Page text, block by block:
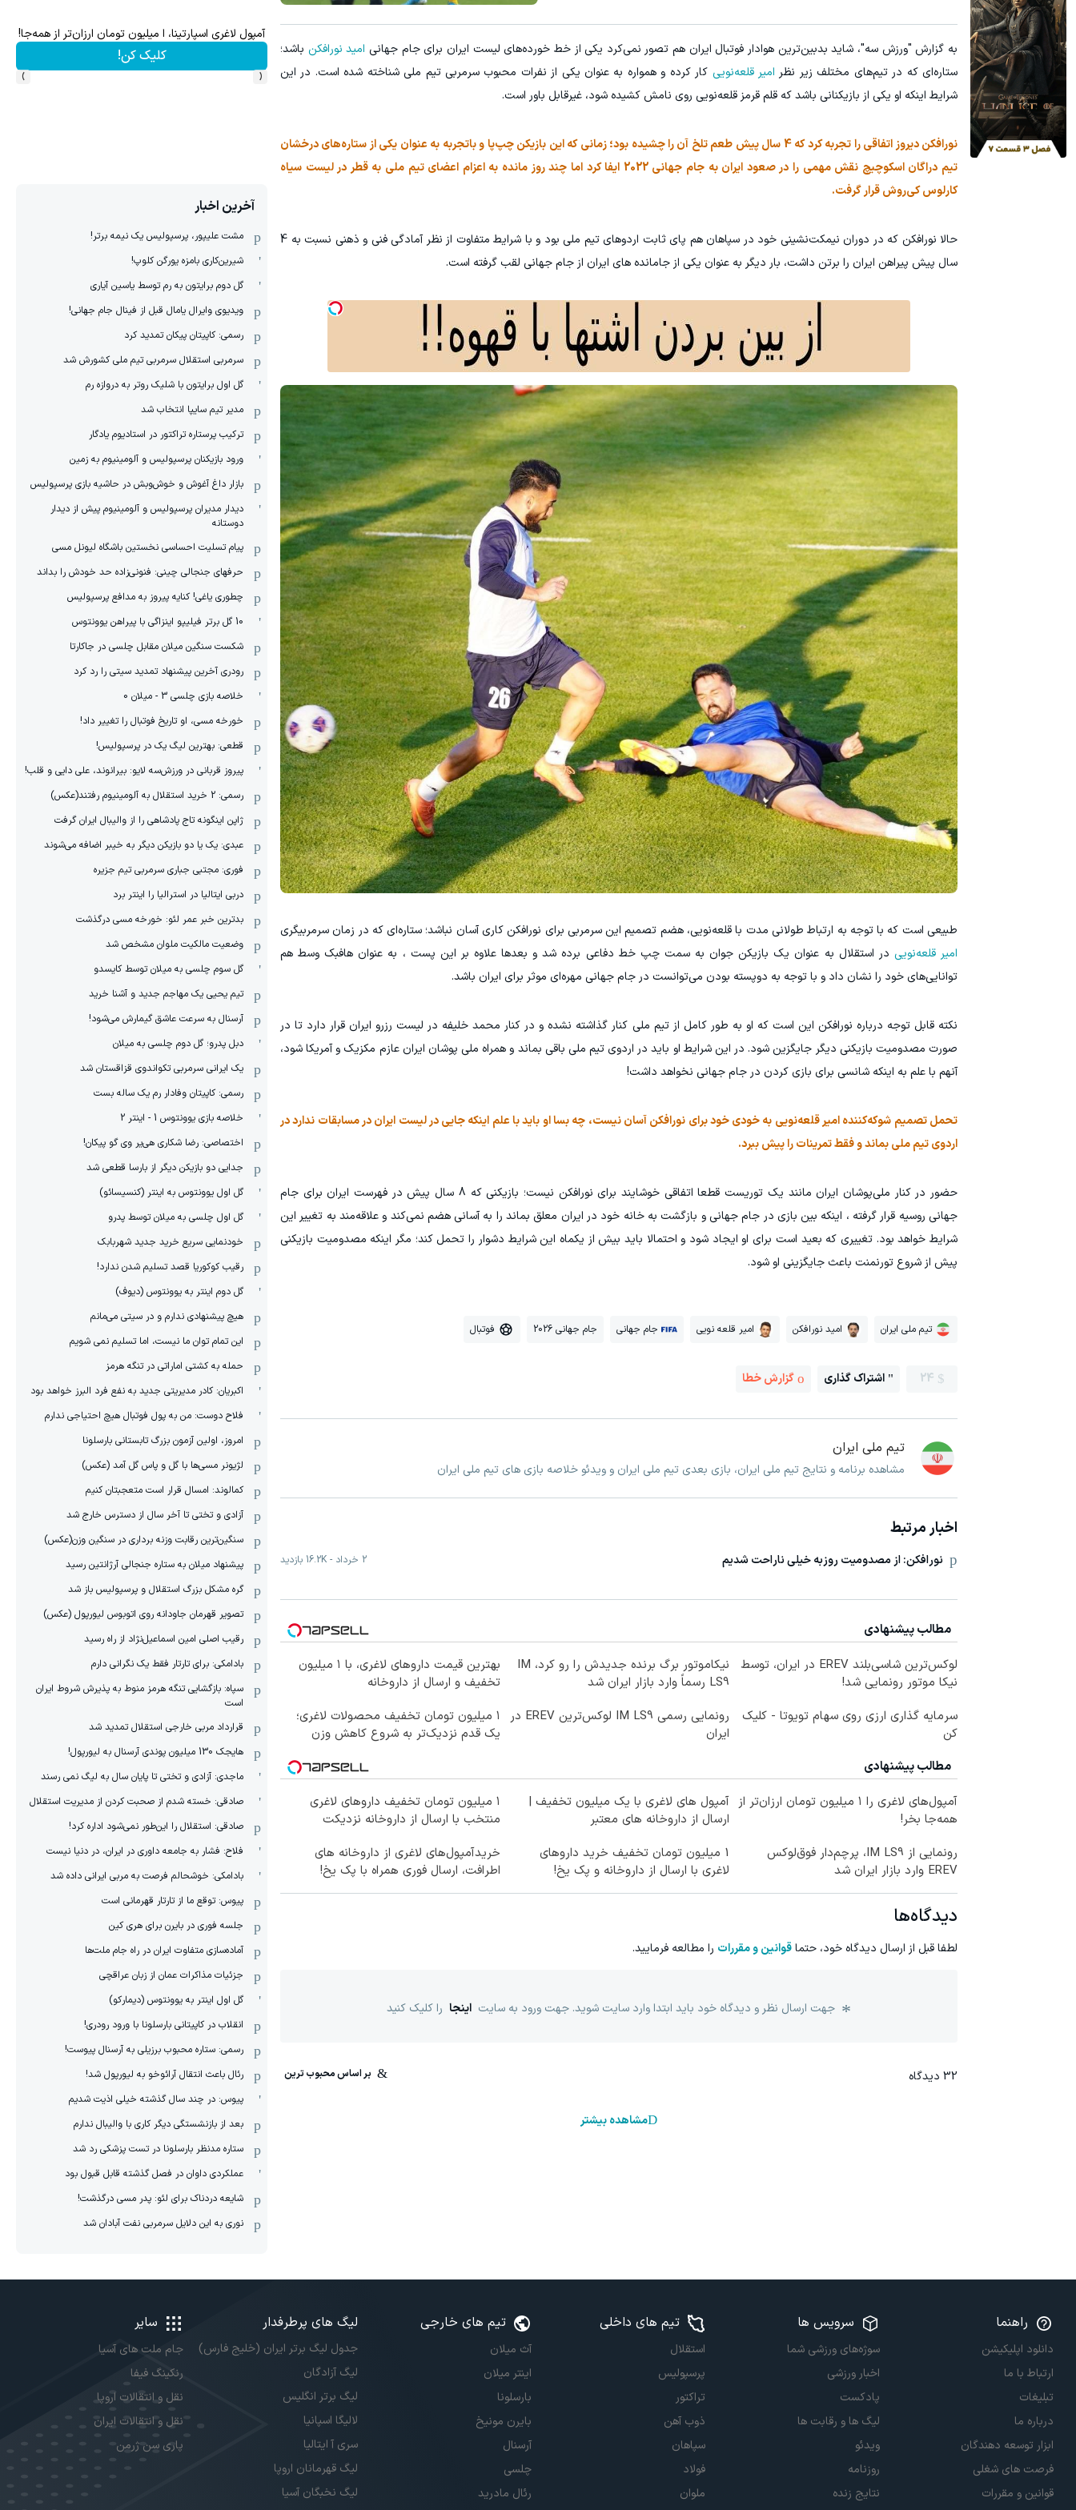
به گزارش "ورزش سه"، شاید بدبین‌ترین هوادار فوتبال ایران هم تصور نمی‌کرد یکی از خط خورده‌های لیست ایران برای جام جهانی امید نورافکن باشد؛
ستاره‌ای که در تیم‌های مختلف زیر نظر امیر قلعه‌نویی کار کرده و همواره به عنوان یکی از نفرات محبوب سرمربی تیم ملی شناخته شده است. در این
شرایط اینکه او یکی از بازیکنانی باشد که قلم قرمز قلعه‌نویی روی نامش کشیده شود، غیرقابل باور است.
نورافکن دیروز اتفاقی را تجربه کرد که 4 سال پیش طعم تلخ آن را چشیده بود؛ زمانی که این بازیکن چپ‌پا و باتجربه به عنوان یکی از ستاره‌های درخشان
تیم دراگان اسکوچیچ نقش مهمی را در صعود ایران به جام جهانی 2022 ایفا کرد اما چند روز مانده به اعزام اعضای تیم ملی به قطر در لیست سیاه
کارلوس کی‌روش قرار گرفت.
حالا نورافکن که در دوران نیمکت‌نشینی خود در سپاهان هم پای ثابت اردوهای تیم ملی بود و با شرایط متفاوت از نظر آمادگی فنی و ذهنی نسبت به 4
سال پیش پیراهن ایران را برتن داشت، بار دیگر به عنوان یکی از جامانده های ایران از جام جهانی لقب گرفته است.
طبیعی است که با توجه به ارتباط طولانی مدت با قلعه‌نویی، هضم تصمیم این سرمربی برای نورافکن کاری آسان نباشد؛ ستاره‌ای که در زمان سرمربیگری
امیر قلعه‌نویی در استقلال به عنوان یک بازیکن جوان به سمت چپ خط دفاعی برده شد و بعدها علاوه بر این پست ، به عنوان هافبک وسط هم
توانایی‌های خود را نشان داد و با توجه به دوپسته بودن می‌توانست در جام جهانی مهره‌‌ای موثر برای ایران باشد.
نکته قابل توجه درباره نورافکن این است که او به طور کامل از تیم ملی کنار گذاشته نشده و در کنار محمد خلیفه در لیست رزرو ایران قرار دارد تا در
صورت مصدومیت بازیکنی دیگر جایگزین شود. در این شرایط او باید در اردوی تیم ملی باقی بماند و همراه ملی پوشان ایران عازم مکزیک و آمریکا شود،
آنهم با علم به اینکه شانسی برای بازی کردن در جام جهانی نخواهد داشت!
تحمل تصمیم شوکه‌کننده امیر قلعه‌نویی به خودی خود برای نورافکن آسان نیست، چه بسا او باید با علم اینکه جایی در لیست ایران در مسابقات ندارد در
اردوی تیم ملی بماند و فقط تمرینات را پیش ببرد.
حضور در کنار ملی‌پوشان ایران مانند یک توریست قطعا اتفاقی خوشایند برای نورافکن نیست؛ بازیکنی که 8 سال پیش در فهرست ایران برای جام
جهانی روسیه قرار گرفته ، اینکه بین بازی در جام جهانی و بازگشت به خانه خود در ایران معلق بماند را به آسانی هضم نمی‌کند و علاقه‌مند به تغییر این
شرایط خواهد بود. تغییری که بعید است برای او ایجاد شود و احتمالا باید بیش از یکماه این شرایط دشوار را تحمل کند؛ مگر اینکه مصدومیت بازیکنی
پیش از شروع تورنمنت باعث جایگزینی او شود.
تیم ملی ایران امید نورافکن امیر قلعه نویی جام جهانی جام جهانی 2026 فوتبال
24 اشتراک گذاری گزارش خطا
تیم ملی ایران
مشاهده برنامه و نتایج تیم ملی ایران، بازی بعدی تیم ملی ایران و ویدئو خلاصه بازی های تیم ملی ایران
اخبار مرتبط
نورافکن: از مصدومیت روزبه خیلی ناراحت شدیم 2 خرداد -
16.2K بازدید
مطالب پیشنهادی
لوکس‌ترین شاسی‌بلند EREV در ایران، توسط
نیکا موتور رونمایی شد!
نیکاموتور برگ برنده جدیدش را رو کرد، IM
LS9 رسماً وارد بازار ایران شد
بهترین قیمت داروهای لاغری، با ۱ میلیون
تخفیف و ارسال از داروخانه‌
سرمایه گذاری ارزی روی سهام تویوتا - کلیک
کن
رونمایی رسمی IM LS9 لوکس‌ترین EREV در
ایران
۱ میلیون تومان تخفیف محصولات لاغری؛
یک قدم نزدیک‌تر به شروع کاهش وزن
مطالب پیشنهادی
آمپول‌های لاغری را ۱ میلیون تومان ارزان‌تر از
همه‌جا بخر!
آمپول های لاغری با یک میلیون تخفیف |
ارسال از داروخانه های معتبر
۱ میلیون تومان تخفیف داروهای لاغری
منتخب با ارسال از داروخانه نزدیکت
رونمایی از IM LS9، پرچم‌دار فوق‌لوکس
EREV وارد بازار ایران شد
1 میلیون تومان تخفیف خرید داروهای
لاغری با ارسال از داروخانه و پک یخ!
خریدآمپول‌های لاغری از داروخانه های
اطرافت، ارسال فوری همراه با پک یخ!
دیدگاه‌ها
لطفا قبل از ارسال دیدگاه خود، حتماقوانین و مقررات را مطالعه فرمایید.
جهت ارسال نظر و دیدگاه خود باید ابتدا وارد سایت شوید. جهت ورود به سایت اینجا را کلیک کنید
32 دیدگاه
مشاهده بیشتر
آمپول لاغری اسپارتینا، ا میلیون تومان ارزان‌تر از همه‌جا!
کلیک کن! ثبت نام کنید ثبت نام کنید
۱ میلیارد اعتبار خرید طلا | بدون ضامن و چک
کلیک کن!
‹
›
آخرین اخبار
مشت علیپور، پرسپولیس یک نیمه برتر!
شیرین‌کاری بامزه یورگن کلوپ!
گل دوم برایتون به رم توسط یاسین آیاری
ویدیوی وایرال یامال قبل از فینال جام جهانی!
رسمی: کاپیتان پیکان تمدید کرد
سرمربی استقلال سرمربی تیم ملی کشورش شد
گل اول برایتون با شلیک روتر به دروازه رم
مدیر تیم سایپا انتخاب شد
ترکیب پرستاره تراکتور در استادیوم یادگار
ورود بازیکنان پرسپولیس و آلومینیوم به زمین
بازار داغ آغوش و خوش‌و‌بش در حاشیه بازی پرسپولیس
دیدار مدیران پرسپولیس و آلومینیوم پیش از دیدار
دوستانه
پیام تسلیت احساسی نخستین باشگاه لیونل مسی
حرفهای جنجالی چینی: فنونی‌زاده حد خودش را بداند
چطوری یاغی! کنایه پیروز به مدافع پرسپولیس
10 گل برتر فیلیپو اینزاگی با پیراهن یوونتوس
شکست سنگین میلان مقابل چلسی در جاکارتا
رودری آخرین پیشنهاد تمدید سیتی را رد کرد
خلاصه بازی چلسی 3 - میلان 0
خورخه مسی، او تاریخ فوتبال را تغییر داد!
قطعی: بهترین لیگ یک در پرسپولیس!
پیروز قربانی در ورزش‌سه لایو: بیرانوند، علی دایی و قلب!
رسمی: 2 خرید استقلال به آلومینیوم رفتند(عکس)
ژاپن اینگونه تاج پادشاهی را از والیبال ایران گرفت
عبدی: یک یا دو بازیکن دیگر به خیبر اضافه می‌شوند
فوری: مجتبی جباری سرمربی تیم جزیره
دربی ایتالیا در استرالیا را اینتر برد
بدترین خبر عمر لئو: خورخه مسی درگذشت
وضعیت مالکیت ملوان مشخص شد
گل سوم چلسی به میلان توسط کایسدو
تیم یحیی یک مهاجم جدید و آشنا خرید
آرسنال به سرعت عاشق گیمارش می‌شود!
دبل پدرو؛ گل دوم چلسی به میلان
یک ایرانی سرمربی تکواندوی قزاقستان شد
رسمی: کاپیتان وفادار رم یک ساله بست
خلاصه بازی یوونتوس 1 - اینتر 2
اختصاصی: رضا شکاری هی‌یر وی‌ گو پیکان!
جدایی دو بازیکن دیگر از بارسا قطعی شد
گل اول یوونتوس به اینتر (کنسیسائو)
گل اول چلسی به میلان توسط پدرو
خودنمایی سریع خرید جدید شهربابک
رقیب کوکوریا قصد تسلیم شدن ندارد!
گل دوم اینتر به یوونتوس (دیوف)
هیچ پیشنهادی ندارم و در سیتی می‌مانم
این تمام توان ما نیست، اما تسلیم نمی شویم
حمله به کشتی اماراتی در تنگه هرمز
اکبریان: کادر مدیریتی جدید به نفع فرد البرز خواهد بود
فلاح دوست: من به پول فوتبال هیچ احتیاجی ندارم
امروز، اولین آزمون بزرگ تابستانی بارسلونا
لژیونر مسی‌ها با گل و پاس گل آمد (عکس)
کمالوند: امسال قرار است متعجبتان کنیم
آزادی و تختی تا آخر سال از دسترس خارج شد
سنگین‌ترین رقابت وزنه برداری در سنگین وزن(عکس)
پیشنهاد میلان به ستاره جنجالی آرژانتین رسید
گره مشکل بزرگ استقلال و پرسپولیس باز شد
تصویر قهرمان جاودانه روی اتوبوس لیورپول (عکس)
رقیب اصلی امین اسماعیل‌نژاد از راه رسید
بادامکی: برای تارتار فقط یک نگرانی دارم
سپاه: بازگشایی تنگه هرمز منوط به پذیرش شروط ایران
است
قرارداد مربی خارجی استقلال تمدید شد
هایجک 130 میلیون پوندی آرسنال به لیورپول!
ماجدی: آزادی و تختی تا پایان سال به لیگ نمی رسند
صادقی: خسته شدم از صحبت کردن از مدیریت استقلال
صادقی: استقلال را این‌طور نمی‌شود اداره کرد!
فلاح: فشار به جامعه داوری در ایران، در دنیا نیست
بادامکی: خوشحالم فرصت به مربی ایرانی داده شد
پیوس: توقع ما از تارتار قهرمانی است
جلسه فوری در بایرن برای هری کین
آماده‌سازی متفاوت ایران در راه جام ملت‌ها
جزئیات مذاکرات عمان از زبان عراقچی
گل اول اینتر به یوونتوس (دیمارکو)
انقلاب در کاپیتانی بارسلونا با ورود رودری!
رسمی: ستاره محبوب برزیلی به آرسنال پیوست!
رئال باعث انتقال آرائوخو به لیورپول شد!
پیوس: در چند سال گذشته خیلی اذیت شدیم
بعد از بازنشستگی دیگر کاری با والیبال ندارم
ستاره مدنظر بارسلونا در تست پزشکی رد شد
عملکردی داوان در فصل گذشته قابل قبول بود
شایعه دردناک برای لئو: پدر مسی درگذشت!
نوری به این دلایل سرمربی نفت آبادان شد
راهنما
دانلود اپلیکیشن
ارتباط با ما
تبلیغات
درباره ما
ابزار توسعه دهندگان
فرصت های شغلی
قوانین و مقررات
سرویس ها
سوژه‌های ورزشی شما
اخبار ورزشی
پادکست
لیگ ها و رقابت ها
ویدئو
روزنامه
نتایج زنده
تیم های داخلی
استقلال
پرسپولیس
تراکتور
ذوب آهن
سپاهان
فولاد
ملوان
تیم های خارجی
آث میلان
اینتر میلان
بارسلونا
بایرن مونیخ
آرسنال
چلسی
رئال مادرید
لیگ های پرطرفدار
جدول لیگ برتر ایران (خلیج فارس)
لیگ آزادگان
لیگ برتر انگلیس
لالیگا اسپانیا
سری آ ایتالیا
لیگ قهرمانان اروپا
لیگ نخبگان آسیا
سایر
جام ملت های آسیا
رنکینگ فیفا
نقل و انتقالات اروپا
نقل و انتقالات ایران
پاری سن ژرمن